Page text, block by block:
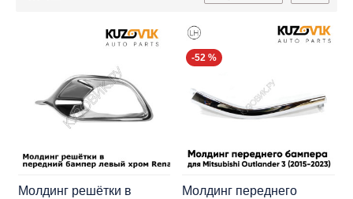
Молдинг решётки в
-52 %
Молдинг переднего